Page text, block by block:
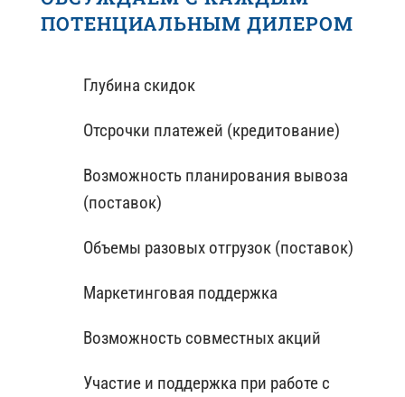
ПОТЕНЦИАЛЬНЫМ ДИЛЕРОМ
Глубина скидок
Отсрочки платежей (кредитование)
Возможность планирования вывоза
(поставок)
Объемы разовых отгрузок (поставок)
Маркетинговая поддержка
Возможность совместных акций
Участие и поддержка при работе с